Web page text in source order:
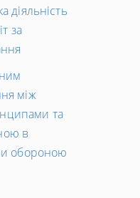
діяльність
за
між
та
в
обороною